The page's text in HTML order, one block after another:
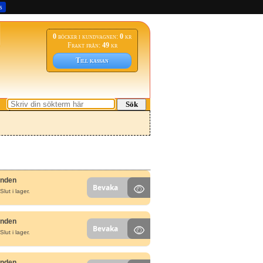
0 böcker i kundvagnen:0kr
Frakt från: 49kr
Till kassan
Sök
Slut i lager. Bevaka
Slut i lager. Bevaka